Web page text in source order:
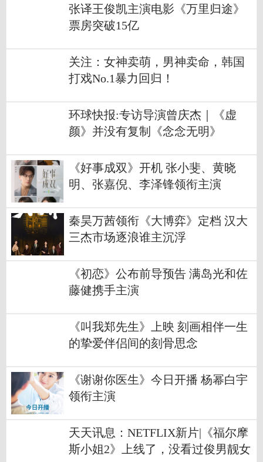
张译王俊凯主演电影《万里归途》
票房突破15亿
关注：女神卖萌，男神卖命，韩国
打戏No.1暴力回归！
环球快报:专访导演曾庆杰｜《虚
颜》并没有复制《念念无明》
《好事成双》开机 张小斐、黄晓
明、张嘉倪、李泽锋领衔主演
秦昊万茜领衔《大博弈》定档 汉大
三杰市场逐浪谁主沉浮
《初恋》公布前导预告 满岛光和佐
藤健携手主演
《叫我郑先生》上映 刻画相伴一生
的挚爱伴侣间的刻骨思念
《谢谢你医生》今日开播 杨幂白宇
领衔主演
天天讯息：NETFLIX新片|《福尔摩
斯小姐2》上线了，没看过俊男靓女